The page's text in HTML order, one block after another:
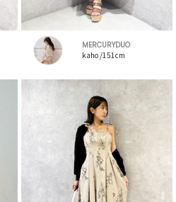
MERCURYDUO
kaho /151cm